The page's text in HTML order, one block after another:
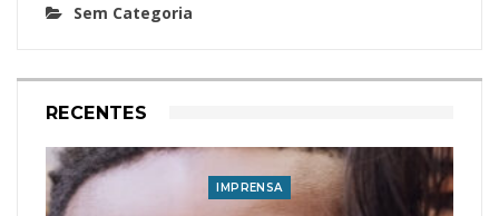
Sem Categoria
RECENTES
IMPRENSA